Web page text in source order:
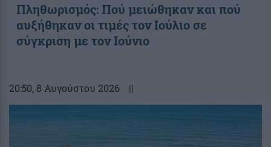
Πληθωρισμός: Πού μειώθηκαν και πού
αυξήθηκαν οι τιμές τον Ιούλιο σε
σύγκριση με τον Ιούνιο
20:50, 8 Αυγούστου 2026 ||